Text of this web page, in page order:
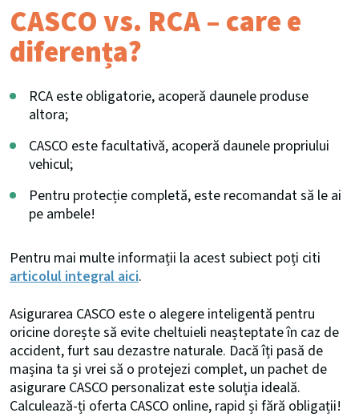
CASCO vs. RCA – care e
diferența?
RCA este obligatorie, acoperă daunele produse
altora;
CASCO este facultativă, acoperă daunele propriului
vehicul;
Pentru protecție completă, este recomandat să le ai
pe ambele!
Pentru mai multe informații la acest subiect poți citi
articolul integral aici.
Asigurarea CASCO este o alegere inteligentă pentru
oricine dorește să evite cheltuieli neașteptate în caz de
accident, furt sau dezastre naturale. Dacă îți pasă de
mașina ta și vrei să o protejezi complet, un pachet de
asigurare CASCO personalizat este soluția ideală.
Calculează-ți oferta CASCO online, rapid și fără obligații!